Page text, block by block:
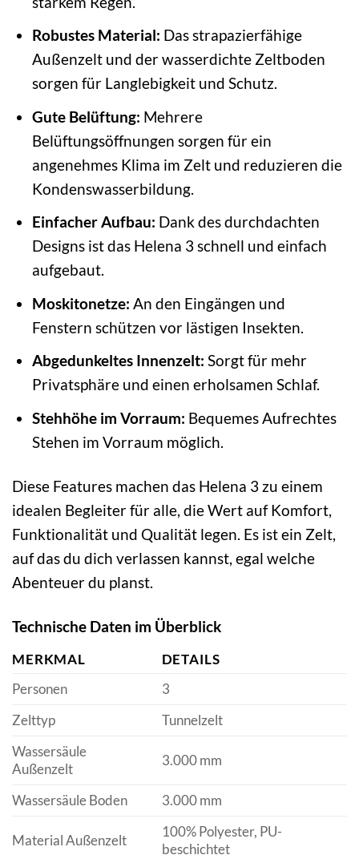
Robustes Material: Das strapazierfähige
Außenzelt und der wasserdichte Zeltboden
sorgen für Langlebigkeit und Schutz.
Gute Belüftung: Mehrere
Belüftungsöffnungen sorgen für ein
angenehmes Klima im Zelt und reduzieren die
Kondenswasserbildung.
Einfacher Aufbau: Dank des durchdachten
Designs ist das Helena 3 schnell und einfach
aufgebaut.
Moskitonetze: An den Eingängen und
Fenstern schützen vor lästigen Insekten.
Abgedunkeltes Innenzelt: Sorgt für mehr
Privatsphäre und einen erholsamen Schlaf.
Stehhöhe im Vorraum: Bequemes Aufrechtes
Stehen im Vorraum möglich.
Diese Features machen das Helena 3 zu einem
idealen Begleiter für alle, die Wert auf Komfort,
Funktionalität und Qualität legen. Es ist ein Zelt,
auf das du dich verlassen kannst, egal welche
Abenteuer du planst.
Technische Daten im Überblick
MERKMAL
DETAILS
Personen
3
Zelttyp
Tunnelzelt
Wassersäule
Außenzelt
3.000 mm
Wassersäule Boden 3.000 mm
Material Außenzelt
100% Polyester, PU-
beschichtet